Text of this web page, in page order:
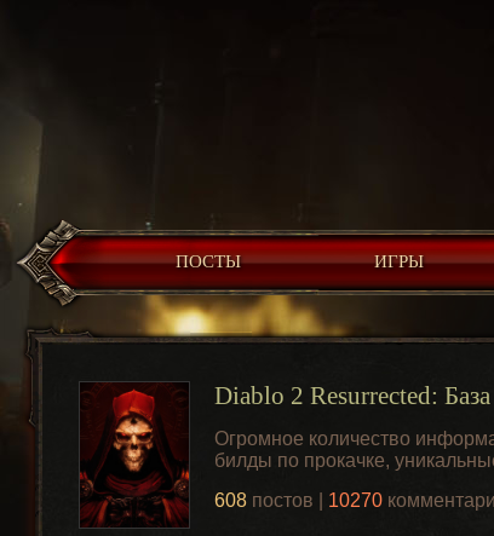
ПОСТЫ ИГРЫ
Diablo 2 Resurrected:
Огромное количество
билды по прокачке,
608 постов | 10270